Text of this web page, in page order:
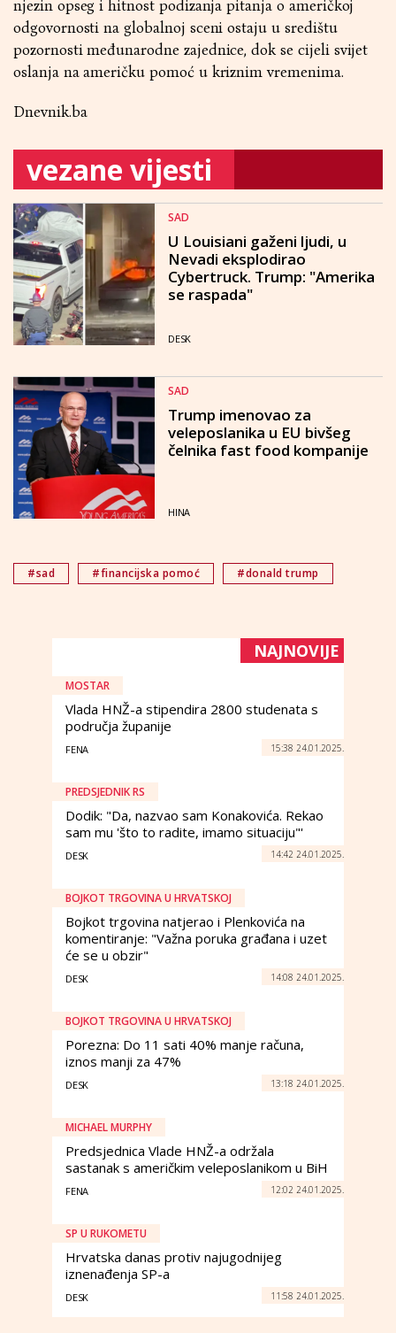
njezin opseg i hitnost podizanja pitanja o američkoj
odgovornosti na globalnoj sceni ostaju u središtu
pozornosti međunarodne zajednice, dok se cijeli svijet
oslanja na američku pomoć u kriznim vremenima.
Dnevnik.ba
vezane vijesti
SAD
U Louisiani gaženi ljudi, u
Nevadi eksplodirao
Cybertruck. Trump: "Amerika
se raspada"
DESK
SAD
Trump imenovao za
veleposlanika u EU bivšeg
čelnika fast food kompanije
HINA
#sad #financijska pomoć #donald trump
NAJNOVIJE
MOSTAR
Vlada HNŽ-a stipendira 2800 studenata s
područja županije
FENA 15:38 24.01.2025.
PREDSJEDNIK RS
Dodik: "Da, nazvao sam Konakovića. Rekao
sam mu 'što to radite, imamo situaciju"'
DESK 14:42 24.01.2025.
BOJKOT TRGOVINA U HRVATSKOJ
Bojkot trgovina natjerao i Plenkovića na
komentiranje: "Važna poruka građana i uzet
će se u obzir"
DESK 14:08 24.01.2025.
BOJKOT TRGOVINA U HRVATSKOJ
Porezna: Do 11 sati 40% manje računa,
iznos manji za 47%
DESK 13:18 24.01.2025.
MICHAEL MURPHY
Predsjednica Vlade HNŽ-a održala
sastanak s američkim veleposlanikom u BiH
FENA 12:02 24.01.2025.
SP U RUKOMETU
Hrvatska danas protiv najugodnijeg
iznenađenja SP-a
DESK 11:58 24.01.2025.